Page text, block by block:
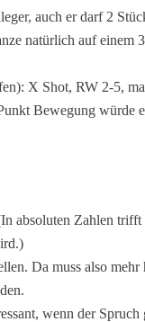
auch er darf 2
natürlich auf
X Shot, RW 2-5,
Bewegung würde
absoluten Zahlen
Da muss also mehr
wenn der